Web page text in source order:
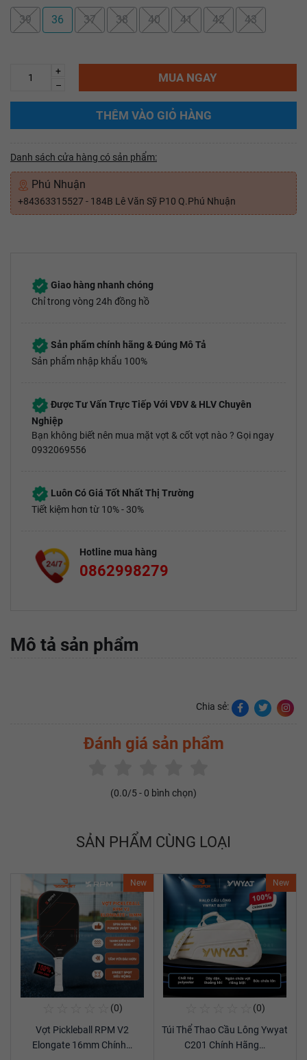
39 36 37 38 40 41 42 43
+
–
MUA NGAY
THÊM VÀO GIỎ HÀNG
Danh sách cửa hàng có sản phẩm:
Phú Nhuận
+84363315527 - 184B Lê Văn Sỹ P10 Q.Phú Nhuận
Giao hàng nhanh chóng
Chỉ trong vòng 24h đồng hồ
Sản phẩm chính hãng & Đúng Mô Tả
Sản phẩm nhập khẩu 100%
Được Tư Vấn Trực Tiếp Với VĐV & HLV Chuyên
Nghiệp
Bạn không biết nên mua mặt vợt & cốt vợt nào ? Gọi ngay
0932069556
Luôn Có Giá Tốt Nhất Thị Trường
Tiết kiệm hơn từ 10% - 30%
Hotline mua hàng
0862998279
Mô tả sản phẩm
Chia sẻ:
Đánh giá sản phẩm
(0.0/5 - 0 bình chọn)
SẢN PHẨM CÙNG LOẠI
New
(0)
Vợt Pickleball RPM V2
Elongate 16mm Chính…
New
(0)
Túi Thể Thao Cầu Lông Ywyat
C201 Chính Hãng…